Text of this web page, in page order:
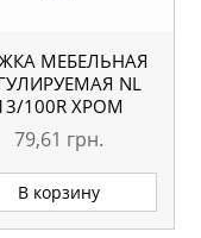
МЕБЕЛЬНАЯ
NL
100R ХРОМ
79,61 грн.
В корзину